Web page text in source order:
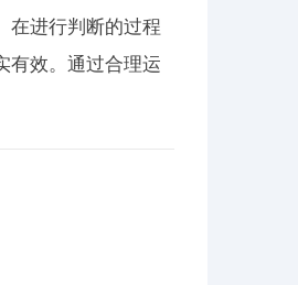
在进行判断的过程
有效。通过合理运